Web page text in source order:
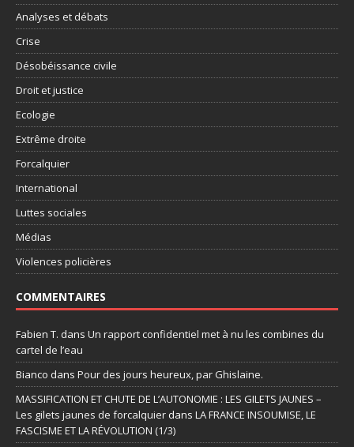
Analyses et débats
Crise
Désobéissance civile
Droit et justice
Ecologie
Extrême droite
Forcalquier
International
Luttes sociales
Médias
Violences policières
COMMENTAIRES
Fabien T. dans Un rapport confidentiel met à nu les combines du
cartel de l’eau
Bianco dans Pour des jours heureux, par Ghislaine.
MASSIFICATION ET CHUTE DE L’AUTONOMIE : LES GILETS JAUNES –
Les gilets jaunes de forcalquier dans LA FRANCE INSOUMISE, LE
FASCISME ET LA RÉVOLUTION (1/3)